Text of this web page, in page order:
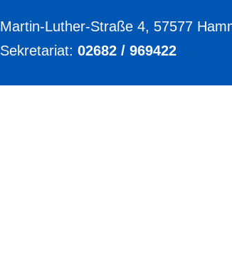
Martin-Luther-Straße 4, 57577
Sekretariat: 02682 / 969422